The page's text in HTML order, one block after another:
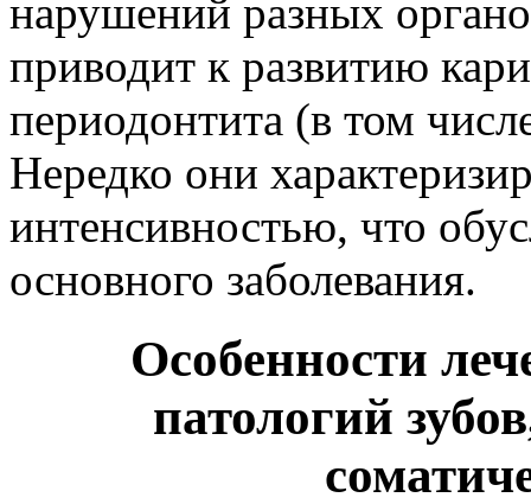
нарушений разных
приводит к развитию
периодонтита (в том
Нередко они
интенсивностью, что
основного заболевания.
Особенности
патологий